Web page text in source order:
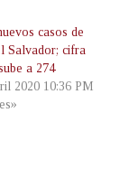
casos de
Salvador; cifra
a 274
2020 10:36 PM